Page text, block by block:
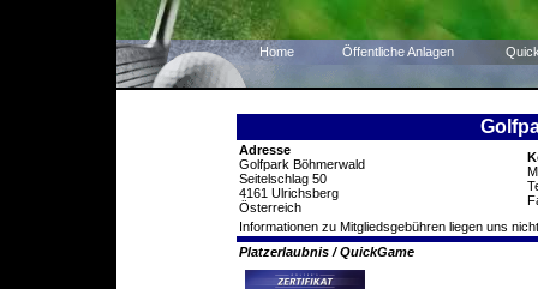
Home Öffentliche Anlagen
Adresse
Golfpark Böhmerwald
Seitelschlag 50
4161 Ulrichsberg
Österreich
Informationen zu Mitgliedsgebühren liegen uns
Platzerlaubnis / QuickGame